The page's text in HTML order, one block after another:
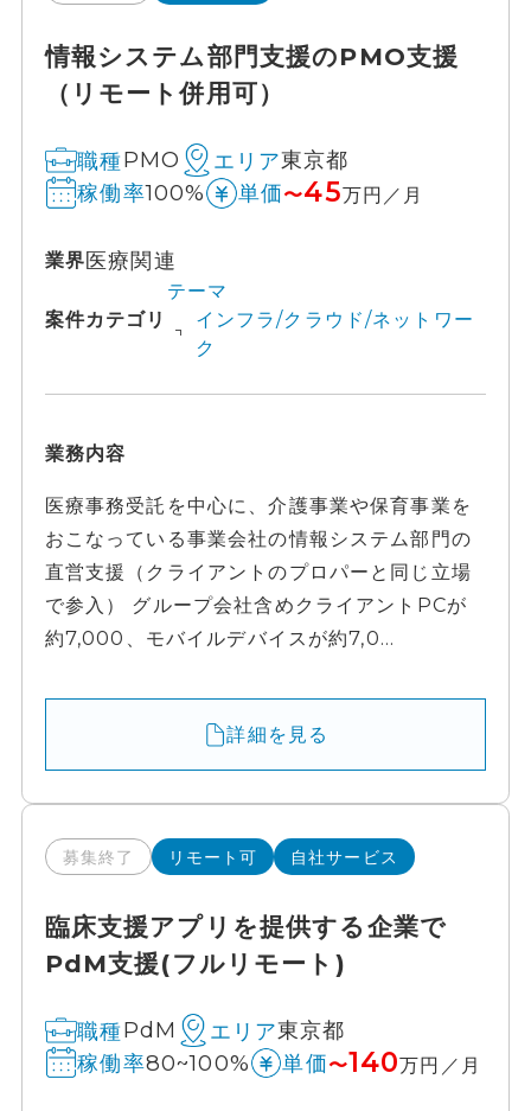
情報システム部門支援のPMO支援
（リモート併用可）
職種PMO エリア東京都
稼働率100% 単価〜45万円／月
業界医療関連
案件カテゴリ
テーマ
インフラ/クラウド/ネットワー
ク
業務内容
医療事務受託を中心に、介護事業や保育事業を
おこなっている事業会社の情報システム部門の
直営支援（クライアントのプロパーと同じ立場
で参入） グループ会社含めクライアントPCが
約7,000、モバイルデバイスが約7,0...
詳細を見る
募集終了 リモート可 自社サービス
臨床支援アプリを提供する企業で
PdM支援(フルリモート)
職種PdM エリア東京都
稼働率80~100% 単価〜140万円／月